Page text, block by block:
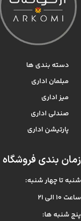
دسته بندی ها
مبلمان اداری
میز اداری
صندلی اداری
پارتیشن اداری
زمان بندی فروشگاه
شنبه تا چهار شنبه:
ساعت ۱۰ الی ۲۱
پنج شنبه ها: